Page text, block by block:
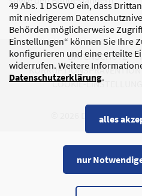
49 Abs. 1 DSGVO ein, dass
mit niedrigerem
Behörden möglicherweise
Einstellungen“ können Sie Ihre
konfigurieren und eine erteilte
widerrufen. Weitere
Datenschutzerklärung.
alles
nur
DATENSCHUTZ
KORRUPTIONSPRÄVENTION
COOKIE-
© 2026 DEUTSCHES